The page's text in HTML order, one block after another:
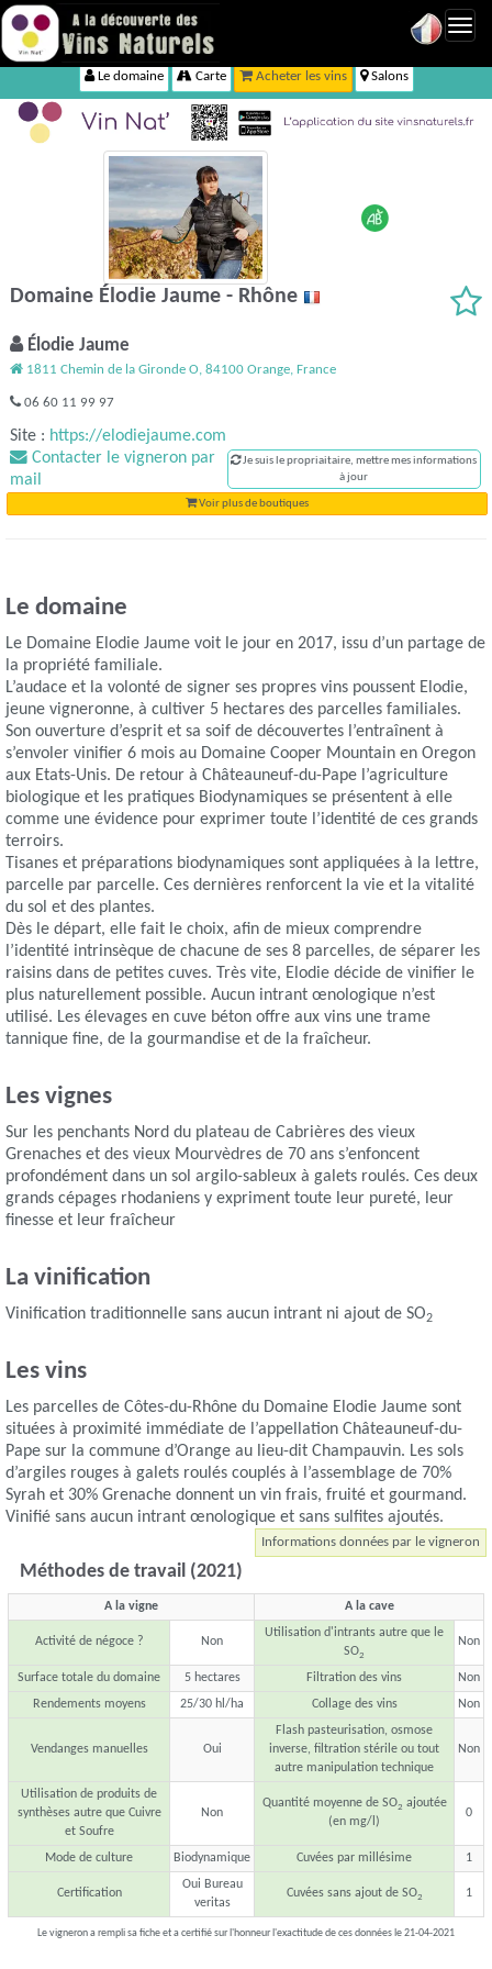
Le domaine Carte Acheter les vins Salons
Domaine Élodie Jaume - Rhône
Élodie Jaume
1811 Chemin de la Gironde O, 84100 Orange, France
06 60 11 99 97
Site : https://elodiejaume.com
Contacter le vigneron par
mail
Je suis le propriaitaire, mettre mes informations
à jour
Voir plus de boutiques
Le domaine
Le Domaine Elodie Jaume voit le jour en 2017, issu d’un partage de
la propriété familiale.
L’audace et la volonté de signer ses propres vins poussent Elodie,
jeune vigneronne, à cultiver 5 hectares des parcelles familiales.
Son ouverture d’esprit et sa soif de découvertes l’entraînent à
s’envoler vinifier 6 mois au Domaine Cooper Mountain en Oregon
aux Etats-Unis. De retour à Châteauneuf-du-Pape l’agriculture
biologique et les pratiques Biodynamiques se présentent à elle
comme une évidence pour exprimer toute l’identité de ces grands
terroirs.
Tisanes et préparations biodynamiques sont appliquées à la lettre,
parcelle par parcelle. Ces dernières renforcent la vie et la vitalité
du sol et des plantes.
Dès le départ, elle fait le choix, afin de mieux comprendre
l’identité intrinsèque de chacune de ses 8 parcelles, de séparer les
raisins dans de petites cuves. Très vite, Elodie décide de vinifier le
plus naturellement possible. Aucun intrant œnologique n’est
utilisé. Les élevages en cuve béton offre aux vins une trame
tannique fine, de la gourmandise et de la fraîcheur.
Les vignes
Sur les penchants Nord du plateau de Cabrières des vieux
Grenaches et des vieux Mourvèdres de 70 ans s’enfoncent
profondément dans un sol argilo-sableux à galets roulés. Ces deux
grands cépages rhodaniens y expriment toute leur pureté, leur
finesse et leur fraîcheur
La vinification
Vinification traditionnelle sans aucun intrant ni ajout de SO2
Les vins
Les parcelles de Côtes-du-Rhône du Domaine Elodie Jaume sont
situées à proximité immédiate de l’appellation Châteauneuf-du-
Pape sur la commune d’Orange au lieu-dit Champauvin. Les sols
d’argiles rouges à galets roulés couplés à l’assemblage de 70%
Syrah et 30% Grenache donnent un vin frais, fruité et gourmand.
Vinifié sans aucun intrant œnologique et sans sulfites ajoutés.
Informations données par le vigneron
Méthodes de travail (2021)
A la vigne A la cave
Activité de négoce ? Non
Utilisation d'intrants autre que le
SO2
Non
Surface totale du domaine 5 hectares Filtration des vins
Non
Rendements moyens
25/30 hl/ha Collage des vins Non
Vendanges manuelles Oui
Flash pasteurisation, osmose
inverse, filtration stérile ou tout
autre manipulation technique
Non
Utilisation de produits de
synthèses autre que Cuivre
et Soufre
Non
Quantité moyenne de SO2 ajoutée
(en mg/l)
0
Mode de culture Biodynamique Cuvées par millésime 1
Certification
Oui Bureau
veritas
Cuvées sans ajout de SO2 1
Le vigneron a rempli sa fiche et a certifié sur l'honneur l'exactitude de ces données le 21-04-2021